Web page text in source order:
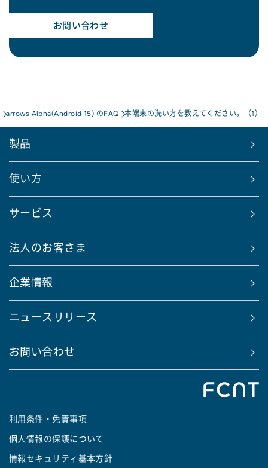
お問い合わせ
arrows Alpha(Android 15) のFAQ 本端末の洗い方を教えてください。（1）
製品
使い方
サービス
法人のお客さま
企業情報
ニュースリリース
お問い合わせ
利用条件・免責事項
個人情報の保護について
情報セキュリティ基本方針